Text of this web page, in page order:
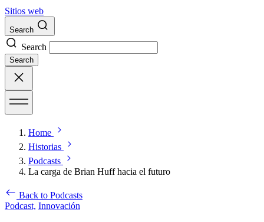
Sitios web
Search
Search
Search
Home
Historias
Podcasts
La carga de Brian Huff hacia el futuro
Back to Podcasts
Podcast, Innovación